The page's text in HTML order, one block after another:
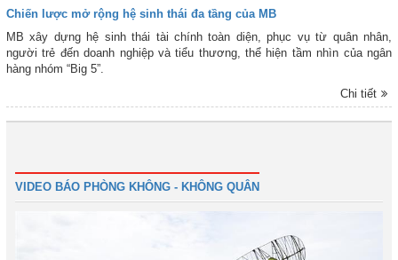
Chiến lược mở rộng hệ sinh thái đa tầng của MB
MB xây dựng hệ sinh thái tài chính toàn diện, phục vụ từ quân nhân,
người trẻ đến doanh nghiệp và tiểu thương, thể hiện tầm nhìn của ngân
hàng nhóm “Big 5”.
Chi tiết
VIDEO BÁO PHÒNG KHÔNG - KHÔNG QUÂN